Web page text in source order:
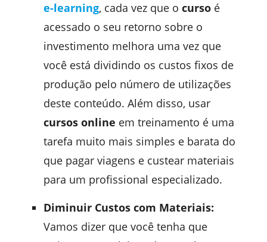
e-learning, cada vez que o cursoé
acessado o seu retorno sobre o
investimento melhora uma vez que
você está dividindo os custos fixos de
produção pelo número de utilizações
deste conteúdo. Além disso, usar
cursos online em treinamento é uma
tarefa muito mais simples e barata do
que pagar viagens e custear materiais
para um profissional especializado.
Diminuir Custos com Materiais:
Vamos dizer que você tenha que